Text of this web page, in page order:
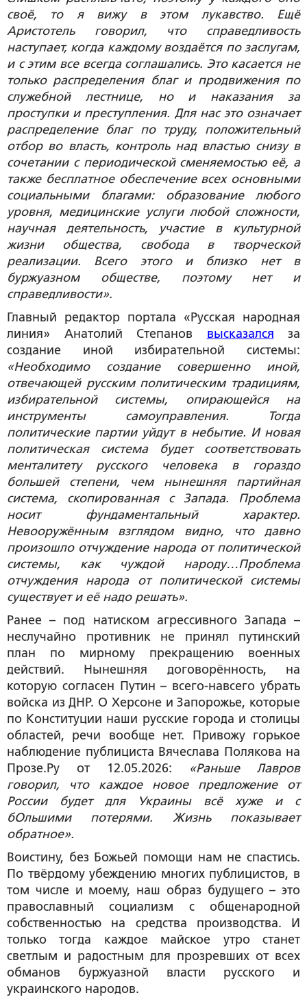
своё, то я вижу в этом лукавство. Ещё
Аристотель говорил, что справедливость
наступает, когда каждому воздаётся по заслугам,
и с этим все всегда соглашались. Это касается не
только распределения благ и продвижения по
служебной лестнице, но и наказания за
проступки и преступления. Для нас это означает
распределение благ по труду, положительный
отбор во власть, контроль над властью снизу в
сочетании с периодической сменяемостью её, а
также бесплатное обеспечение всех основными
социальными благами: образование любого
уровня, медицинские услуги любой сложности,
научная деятельность, участие в культурной
жизни общества, свобода в творческой
реализации. Всего этого и близко нет в
буржуазном обществе, поэтому нет и
справедливости».
Главный редактор портала «Русская народная
линия» Анатолий Степанов высказался за
создание иной избирательной системы:
«Необходимо создание совершенно иной,
отвечающей русским политическим традициям,
избирательной системы, опирающейся на
инструменты самоуправления. Тогда
политические партии уйдут в небытие. И новая
политическая система будет соответствовать
менталитету русского человека в гораздо
большей степени, чем нынешняя партийная
система, скопированная с Запада. Проблема
носит фундаментальный характер.
Невооружённым взглядом видно, что давно
произошло отчуждение народа от политической
системы, как чуждой народу…Проблема
отчуждения народа от политической системы
существует и её надо решать».
Ранее – под натиском агрессивного Запада –
неслучайно противник не принял путинский
план по мирному прекращению военных
действий. Нынешняя договорённость, на
которую согласен Путин – всего-навсего убрать
войска из ДНР. О Херсоне и Запорожье, которые
по Конституции наши русские города и столицы
областей, речи вообще нет. Привожу горькое
наблюдение публициста Вячеслава Полякова на
Прозе.Ру от 12.05.2026: «Раньше Лавров
говорил, что каждое новое предложение от
России будет для Украины всё хуже и с
бОльшими потерями. Жизнь показывает
обратное».
Воистину, без Божьей помощи нам не спастись.
По твёрдому убеждению многих публицистов, в
том числе и моему, наш образ будущего – это
православный социализм с общенародной
собственностью на средства производства. И
только тогда каждое майское утро станет
светлым и радостным для прозревших от всех
обманов буржуазной власти русского и
украинского народов.